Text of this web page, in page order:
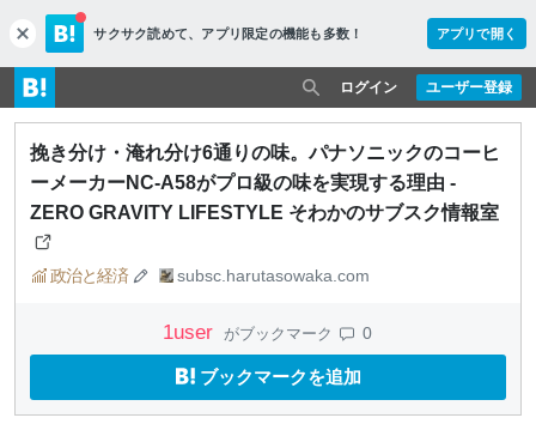
c
l
o
s
e
サクサク読めて、 アプリ限定の機能も多数！ アプリで開く
ユーザー登録
ログイン
挽き分け・淹れ分け6通りの味。パナソニックのコーヒ
ーメーカーNC-A58がプロ級の味を実現する理由 -
ZERO GRAVITY LIFESTYLE そわかのサブスク情報室
政治と経済 subsc.harutasowaka.com
1user がブックマーク 0
ブックマークを追加